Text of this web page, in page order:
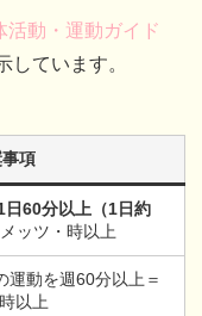
活動・運動ガイド
しています。
項
日60分以上（1日約
ッツ・時以上
運動を週60分以上＝
以上